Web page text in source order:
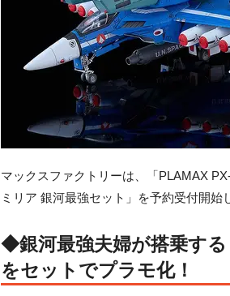
マックスファクトリーは、「PLAMAX
ミリア 銀河最強セット」を予約受付開始
◆銀河最強夫婦が搭乗する
をセットでプラモ化！